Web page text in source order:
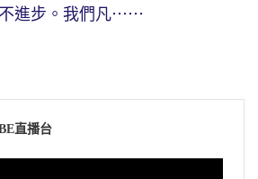
進步。我們凡⋯⋯
直播台